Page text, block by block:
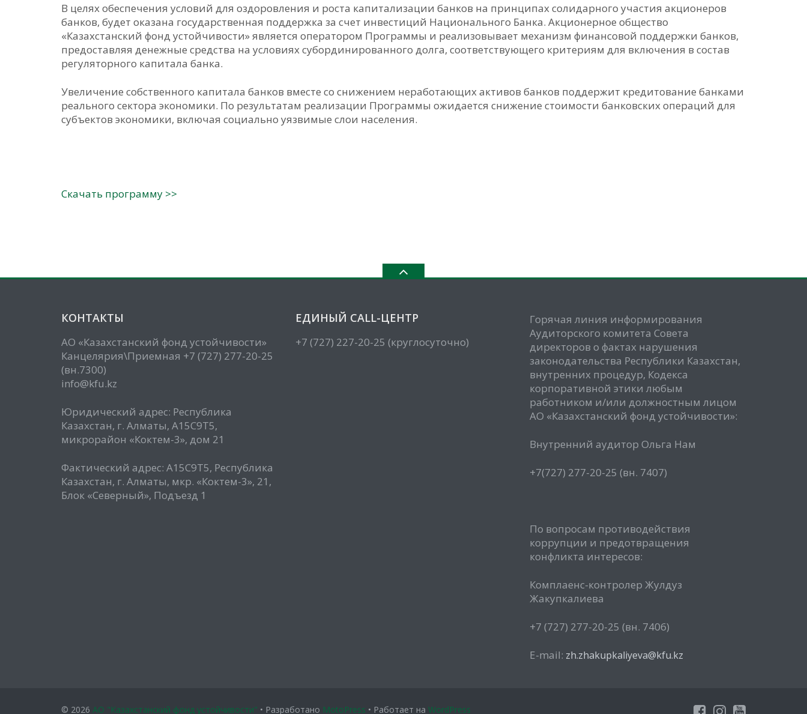
В целях обеспечения условий для оздоровления и роста капитализации банков на принципах солидарного участия акционеров
банков, будет оказана государственная поддержка за счет инвестиций Национального Банка. Акционерное общество
«Казахстанский фонд устойчивости» является оператором Программы и реализовывает механизм финансовой поддержки банков,
предоставляя денежные средства на условиях субординированного долга, соответствующего критериям для включения в состав
регуляторного капитала банка.
Увеличение собственного капитала банков вместе со снижением неработающих активов банков поддержит кредитование банками
реального сектора экономики. По результатам реализации Программы ожидается снижение стоимости банковских операций для
субъектов экономики, включая социально уязвимые слои населения.
Скачать программу >>
КОНТАКТЫ
АО «Казахстанский фонд устойчивости»
Канцелярия\Приемная +7 (727) 277-20-25
(вн.7300)
info@kfu.kz
Юридический адрес: Республика
Казахстан, г. Алматы, А15С9Т5,
микрорайон «Коктем-3», дом 21
Фактический адрес: А15С9Т5, Республика
Казахстан, г. Алматы, мкр. «Коктем-3», 21,
Блок «Северный», Подъезд 1
ЕДИНЫЙ CALL-ЦЕНТР
+7 (727) 227-20-25 (круглосуточно)
Горячая линия информирования
Аудиторского комитета Совета
директоров о фактах нарушения
законодательства Республики Казахстан,
внутренних процедур, Кодекса
корпоративной этики любым
работником и/или должностным лицом
АО «Казахстанский фонд устойчивости»:
Внутренний аудитор Ольга Нам
+7(727) 277-20-25 (вн. 7407)
По вопросам противодействия
коррупции и предотвращения
конфликта интересов:
Комплаенс-контролер Жулдуз
Жакупкалиева
+7 (727) 277-20-25 (вн. 7406)
E-mail: zh.zhakupkaliyeva@kfu.kz
© 2026 АО "Казахстанский фонд устойчивости" • Разработано MotoPress • Работает на WordPress